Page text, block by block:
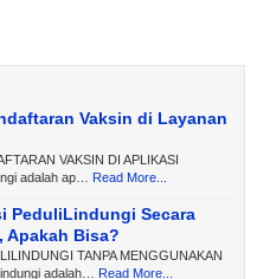
Vaksin di Layanan
VAKSIN DI APLIKASI
adalah ap… Read More...
PeduliLindungi Secara
Apakah Bisa?
TANPA MENGGUNAKAN
adalah…
Read More...